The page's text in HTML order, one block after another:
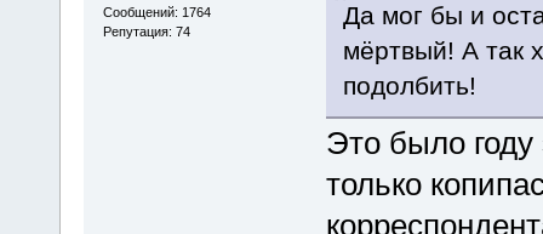
Сообщений: 1764
Репутация: 74
Да мог бы и
мёртвый! А так
подолбить!
Это было году
только